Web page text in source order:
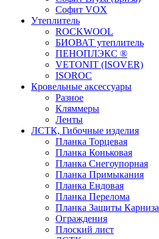
Софит VOX
Утеплитель
ROCKWOOL
БИОВАТ утеплитель
ПЕНОПЛЭКС ®
VETONIT (ISOVER)
ISOROC
Кровельные аксессуары
Разное
Кляммеры
Ленты
ЛСТК, Гибочные изделия
Планка Торцевая
Планка Коньковая
Планка Снегоупорная
Планка Примыкания
Планка Ендовая
Планка Перелома
Планка Защиты Карниза
Ограждения
Плоский лист